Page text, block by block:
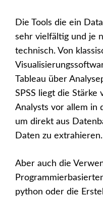
Die Tools die ein
sehr vielfältig und je
technisch. Von
Tableau über
SPSS liegt die
Analysts vor allem in
um direkt aus
Daten zu extrahieren.
Aber auch die
python oder die